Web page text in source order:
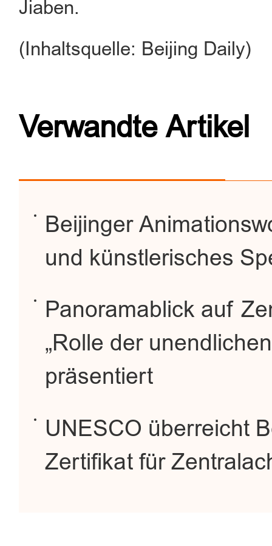
Jiaben.
(Inhaltsquelle: Beijing Daily)
Verwandte Artikel
Beijinger
und künstlerisches
Panoramablick auf
„Rolle der
präsentiert
UNESCO überreicht
Zertifikat für